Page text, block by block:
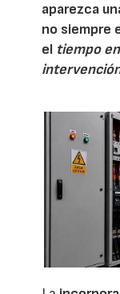
aparezca
no siempre
el tiempo